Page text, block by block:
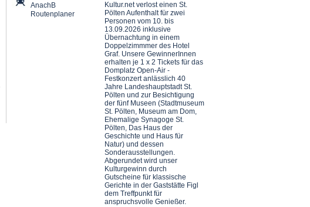
AnachB
Routenplaner
Kultur.net verlost einen St.
Pölten Aufenthalt für zwei
Personen vom 10. bis
13.09.2026 inklusive
Übernachtung in einem
Doppelzimmmer des Hotel
Graf. Unsere GewinnerInnen
erhalten je 1 x 2 Tickets für das
Domplatz Open-Air -
Festkonzert anlässlich 40
Jahre Landeshauptstadt St.
Pölten und zur Besichtigung
der fünf Museen (Stadtmuseum
St. Pölten, Museum am Dom,
Ehemalige Synagoge St.
Pölten, Das Haus der
Geschichte und Haus für
Natur) und dessen
Sonderausstellungen.
Abgerundet wird unser
Kulturgewinn durch
Gutscheine für klassische
Gerichte in der Gaststätte Figl
dem Treffpunkt für
anspruchsvolle Genießer.